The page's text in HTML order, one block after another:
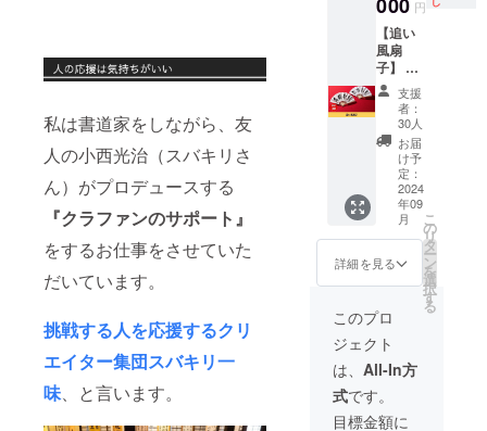
私は書道家をしながら、友
人の小西光治（スバキリさ
ん）がプロデュースする
『クラファンのサポート』
をするお仕事をさせていた
だいています。
挑戦する人を応援するクリ
エイター集団スバキリ一
味、と言います。
オリジ
ナル
アート
ノート
『轍』
サイ
ズ：
150mm
×150m
m ペー
ジ数：
80P(無
地) ※送
料込み
のお値
詳細は
メール
で調整
させて
いただ
きま
す。 ※
有効期
限は
2024年
9月から
1年間で
す。
ムキャ
ンバス
(額なし)
サイ
ズ：
60cm×
40cm
その
他：現
物、ま
たは、
こちら
の作品
相当の
オリジ
ダー作
品承り
ます。
※選択肢
より
「現
物」ま
はかな
く虚む
なしい
もので
あり、
今を大
切に生
きるこ
とを
思って
書きま
した。
素材：
掛け軸
サイ
180cm
その
他：現
物、ま
たは、
こちら
の作品
ダー作
品をお
届けし
ます。
■書作品
『夢』
(2020
年） 解
説：夢
とは、
現実に
ない事
象の感
覚。現
実がも
いこ
と。 素
材：和
紙(額あ
り) サイ
ズ：
95cm×
円
【追い
風扇
子】 書
道家 蘭
鳳が書
く「追
い風扇
子」を
お届け
しま
す。 こ
れで扇
ぐと追
い風が
吹くと
噂の筆
文字扇
子で
す。 お
好きな
文字「5
文字」
まで入
支援
者：
30人
お届
け予
定：
2024
年09
月
詳細を見る
こ
の
リ
タ
ー
ン
を
選
択
す
る
このプロ
ジェクト
は、 All-In方
式です。
目標金額に